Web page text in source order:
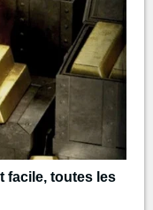
facile, toutes les